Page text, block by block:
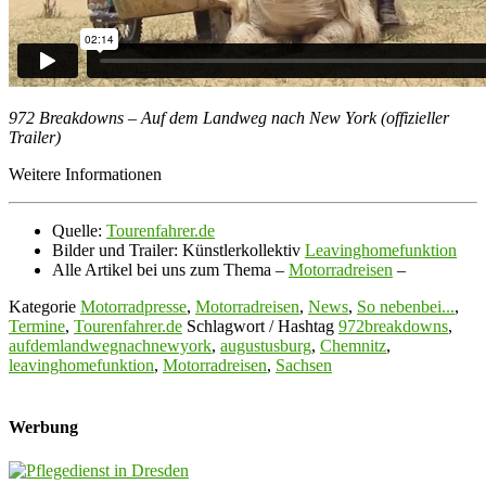
972 Breakdowns – Auf dem Landweg nach New York (offizieller
Trailer)
Weitere Informationen
Quelle: Tourenfahrer.de
Bilder und Trailer: Künstlerkollektiv Leavinghomefunktion
Alle Artikel bei uns zum Thema – Motorradreisen –
Kategorie Motorradpresse, Motorradreisen, News, So nebenbei...,
Termine, Tourenfahrer.de Schlagwort / Hashtag 972breakdowns,
aufdemlandwegnachnewyork, augustusburg, Chemnitz,
leavinghomefunktion, Motorradreisen, Sachsen
Werbung